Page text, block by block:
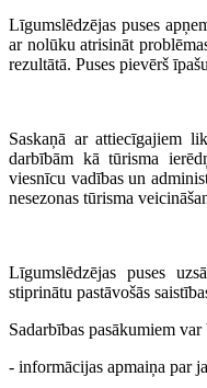
Līgumslēdzējas puses
ar nolūku atrisināt
rezultātā. Puses pievērš
Saskaņā ar attiecīgajiem
darbībām kā tūrisma
viesnīcu vadības un
nesezonas tūrisma
Līgumslēdzējas puses
stiprinātu pastāvošās
Sadarbības pasākumiem
- informācijas apmaiņa par